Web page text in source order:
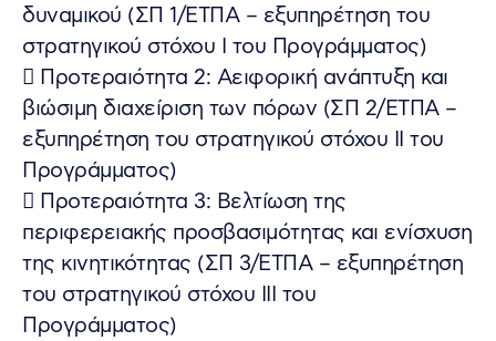
δυναμικού (ΣΠ 1/ΕΤΠΑ – εξυπηρέτηση του
στρατηγικού στόχου Ι του Προγράμματος)
 Προτεραιότητα 2: Αειφορική ανάπτυξη και
βιώσιμη διαχείριση των πόρων (ΣΠ 2/ΕΤΠΑ –
εξυπηρέτηση του στρατηγικού στόχου ΙΙ του
Προγράμματος)
 Προτεραιότητα 3: Βελτίωση της
περιφερειακής προσβασιμότητας και ενίσχυση
της κινητικότητας (ΣΠ 3/ΕΤΠΑ – εξυπηρέτηση
του στρατηγικού στόχου ΙΙΙ του
Προγράμματος)